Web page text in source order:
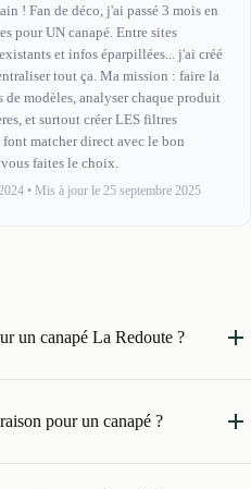
! Fan de déco, j'ai passé 3 mois en
pour UN canapé. Entre sites
et infos éparpillées... j'ai créé
tout ça. Ma mission : faire la
de modèles, analyser chaque produit
et surtout créer LES filtres
matcher direct avec le bon
faites le choix.
• Mis à jour le 25 septembre 2025
un canapé La Redoute ?
pour un canapé ?